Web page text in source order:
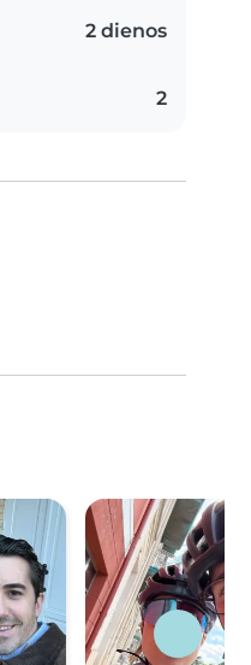
2 dienos
2